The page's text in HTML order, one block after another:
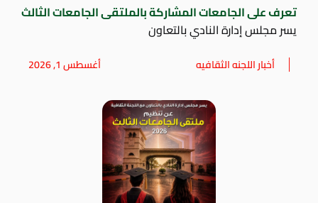
تعرف على الجامعات المشاركة بالملتقى الجامعات الثالث
يسر مجلس إدارة النادي بالتعاون
أخبار اللجنه الثقافيه أغسطس 1, 2026